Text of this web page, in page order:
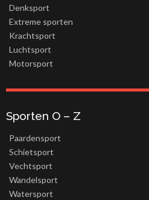
Denksport
Extreme sporten
Krachtsport
Luchtsport
Motorsport
Sporten O – Z
Paardensport
Schietsport
Vechtsport
Wandelsport
Watersport